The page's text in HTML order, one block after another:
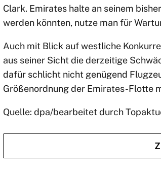
Clark. Emirates halte an seinem
werden könnten, nutze man für
Auch mit Blick auf westliche
aus seiner Sicht die derzeitige
dafür schlicht nicht genügend
Größenordnung der Emirates-Flotte
Quelle: dpa/bearbeitet durch